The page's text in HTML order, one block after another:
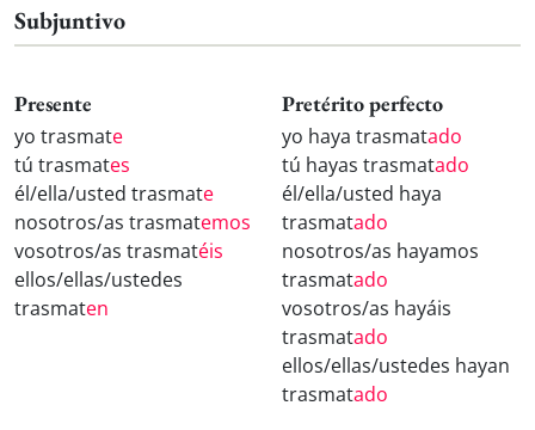
Subjuntivo
Presente
yo trasmate
tú trasmates
él/ella/usted trasmate
nosotros/as trasmatemos
vosotros/as trasmatéis
ellos/ellas/ustedes
trasmaten
Pretérito perfecto
yo haya trasmatado
tú hayas trasmatado
él/ella/usted haya
trasmatado
nosotros/as hayamos
trasmatado
vosotros/as hayáis
trasmatado
ellos/ellas/ustedes hayan
trasmatado